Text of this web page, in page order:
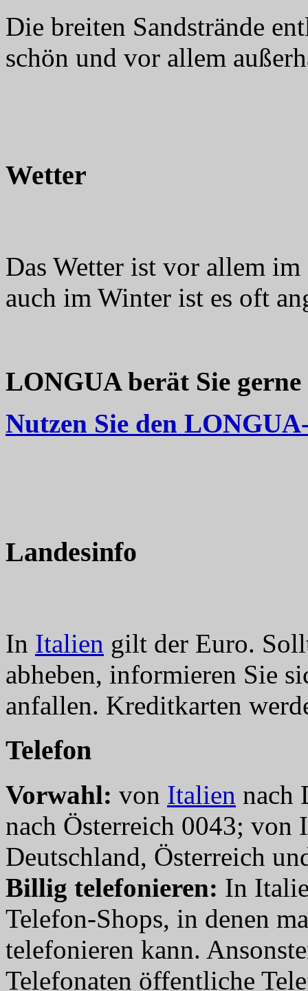
Die breiten Sandstrände
schön und vor allem
Wetter
Das Wetter ist vor allem
auch im Winter ist es oft
LONGUA berät Sie
Nutzen Sie den
Landesinfo
In Italien gilt der Euro.
abheben, informieren Sie
anfallen. Kreditkarten
Telefon
Vorwahl: von Italien nach
nach Österreich 0043;
Deutschland, Österreich
Billig telefonieren: In
Telefon-Shops, in denen
telefonieren kann.
Telefonaten öffentliche